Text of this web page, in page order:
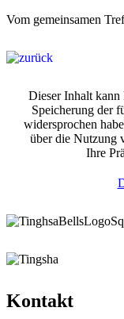
Vom gemeinsamen
Dieser Inhalt kann
Speicherung der
widersprochen
über die Nutzung
Ihre
Kontakt